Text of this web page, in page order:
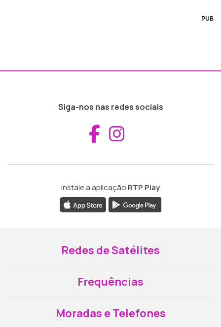
PUB
Siga-nos nas redes sociais
Aceder ao
Instale a aplicação RTP Play
Redes de Satélites
Frequências
Moradas e Telefones